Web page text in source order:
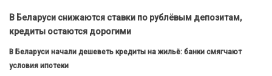
В Беларуси снижаются ставки по рублёвым депозитам,
кредиты остаются дорогими
В Беларуси начали дешеветь кредиты на жильё: банки смягчают
условия ипотеки